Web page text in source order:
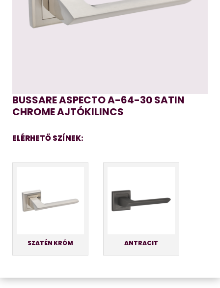
BUSSARE ASPECTO A-64-30 SATIN
CHROME AJTÓKILINCS
ELÉRHETŐ SZÍNEK:
SZATÉN KRÓM ANTRACIT